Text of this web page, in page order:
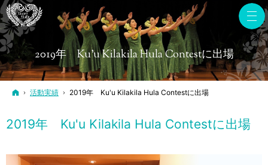
2019年 Ku'u Kilakila Hula Contestに出場
ホーム
活動実績 2019年 Ku'u Kilakila Hula Contestに出場
2019年 Ku'u Kilakila Hula Contestに出場